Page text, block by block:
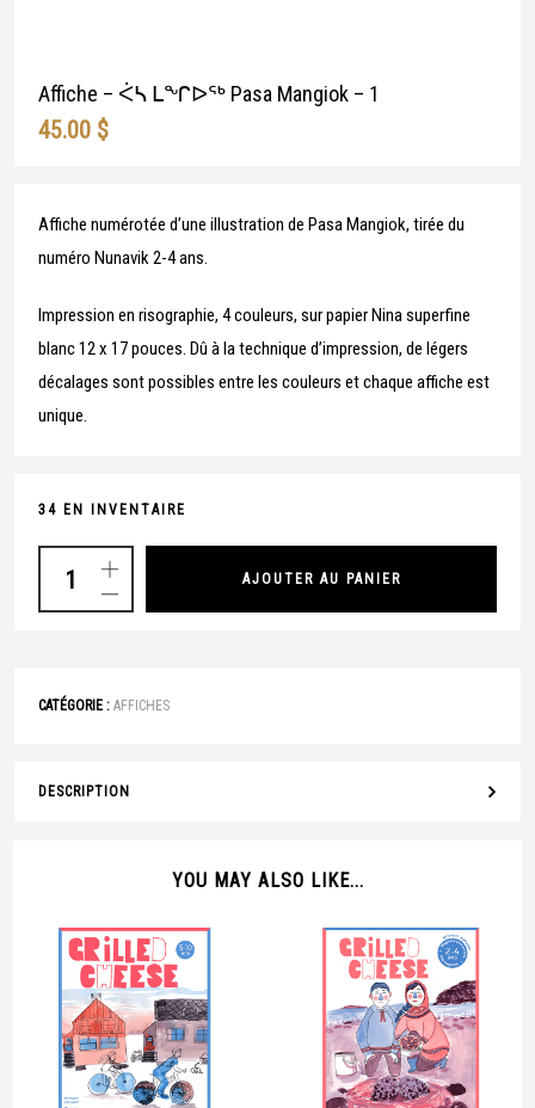
Affiche – ᐹᓴ ᒪᖏᐅᖅ Pasa Mangiok – 1
45.00 $
Affiche numérotée d’une illustration de Pasa Mangiok, tirée du
numéro Nunavik 2-4 ans.
Impression en risographie, 4 couleurs, sur papier Nina superfine
blanc 12 x 17 pouces. Dû à la technique d’impression, de légers
décalages sont possibles entre les couleurs et chaque affiche est
unique.
34 EN INVENTAIRE
AJOUTER AU PANIER
CATÉGORIE : AFFICHES
DESCRIPTION
YOU MAY ALSO LIKE...